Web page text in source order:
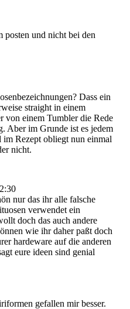
posten und nicht bei den
Dass ein
straight in einem
von einem Tumbler die Rede
Aber im Grunde ist es jedem
im Rezept obliegt nun einmal
nicht.
nur das ihr alle falsche
verwendet ein
doch das auch andere
wie ihr daher paßt doch
hardeware auf die anderen
eure ideen sind genial
gefallen mir besser.